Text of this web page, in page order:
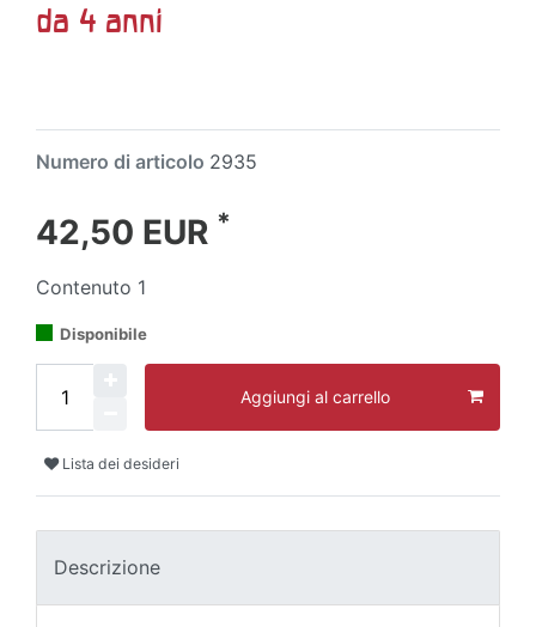
da 4 anni
Numero di articolo 2935
42,50 EUR *
Contenuto 1
Disponibile
Aggiungi al carrello
Lista dei desideri
Descrizione